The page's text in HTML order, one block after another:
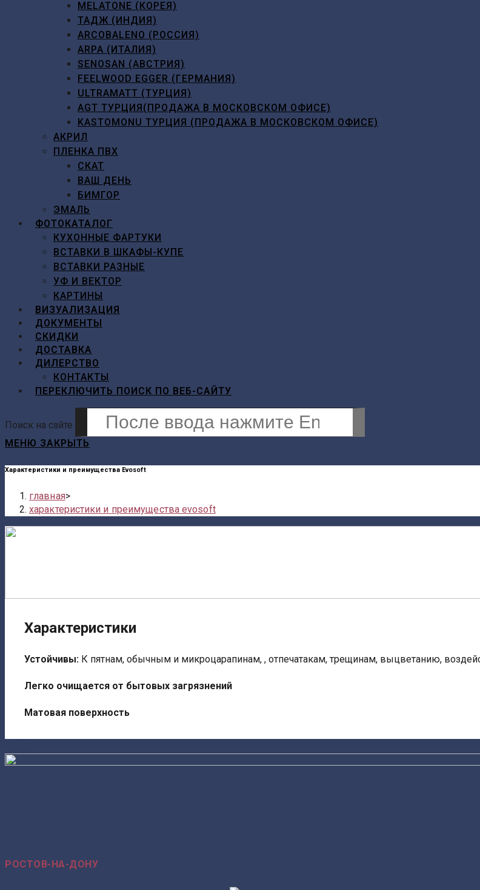
MELATONE (КОРЕЯ)
ТАДЖ (ИНДИЯ)
ARCOBALENO (РОССИЯ)
ARPA (ИТАЛИЯ)
SENOSAN (АВСТРИЯ)
FEELWOOD EGGER (ГЕРМАНИЯ)
ULTRAMATT (ТУРЦИЯ)
AGT ТУРЦИЯ(ПРОДАЖА В МОСКОВСКОМ ОФИСЕ)
KASTOMONU ТУРЦИЯ (ПРОДАЖА В МОСКОВСКОМ ОФИСЕ)
АКРИЛ
ПЛЕНКА ПВХ
СКАТ
ВАШ ДЕНЬ
БИМГОР
ЭМАЛЬ
ФОТОКАТАЛОГ
КУХОННЫЕ ФАРТУКИ
ВСТАВКИ В ШКАФЫ-КУПЕ
ВСТАВКИ РАЗНЫЕ
УФ И ВЕКТОР
КАРТИНЫ
ВИЗУАЛИЗАЦИЯ
ДОКУМЕНТЫ
СКИДКИ
ДОСТАВКА
ДИЛЕРСТВО
КОНТАКТЫ
ПЕРЕКЛЮЧИТЬ ПОИСК ПО ВЕБ-САЙТУ
Поиск на сайте
МЕНЮ ЗАКРЫТЬ
Характеристики и преимущества Evosoft
главная>
характеристики и преимущества evosoft
Характеристики
Устойчивы: К пятнам, обычным и микроцарапинам, , отпечатакам, трещинам, выцветанию,
Легко очищается от бытовых загрязнений
Матовая поверхность
РОСТОВ-НА-ДОНУ